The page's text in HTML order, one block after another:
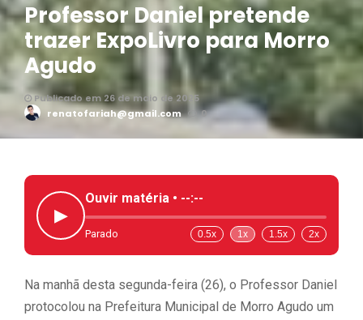
Professor Daniel pretende
trazer ExpoLivro para Morro
Agudo
Publicado em 26 de maio de 2025
renatofariah@gmail.com
0
▶
Ouvir matéria • --:--
Parado 0.5x 1x 1.5x 2x
Na manhã desta segunda-feira (26), o Professor Daniel
protocolou na Prefeitura Municipal de Morro Agudo um